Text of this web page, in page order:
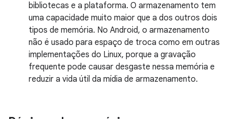
bibliotecas e a plataforma. O armazenamento tem
uma capacidade muito maior que a dos outros dois
tipos de memória. No Android, o armazenamento
não é usado para espaço de troca como em outras
implementações do Linux, porque a gravação
frequente pode causar desgaste nessa memória e
reduzir a vida útil da mídia de armazenamento.